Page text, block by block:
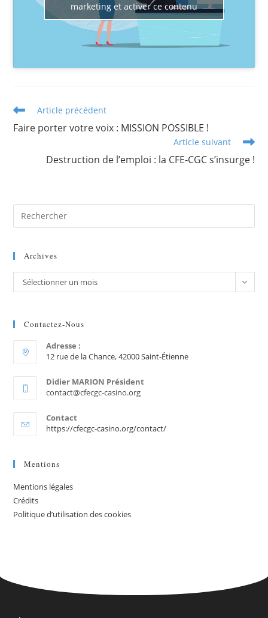
marketing et activer ce contenu
Article précédent
Faire porter votre voix : MISSION POSSIBLE !
Article suivant
Destruction de l’emploi : la CFE-CGC s’insurge !
Archives
Sélectionner un mois
Contactez-Nous
Adresse :
12 rue de la Chance, 42000 Saint-Étienne
Didier MARION Président
contact@cfecgc-casino.org
Contact
https://cfecgc-casino.org/contact/
Mentions
Mentions légales
Crédits
Politique d’utilisation des cookies